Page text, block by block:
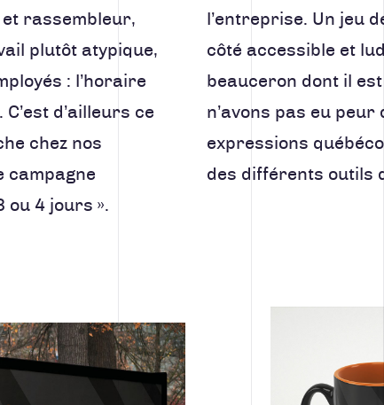
et rassembleur,
plutôt atypique,
: l’horaire
d’ailleurs ce
chez nos
campagne
ou 4 jours ».
l’entreprise. Un jeu
côté accessible et
beauceron dont il
n’avons pas eu
expressions
des différents outils